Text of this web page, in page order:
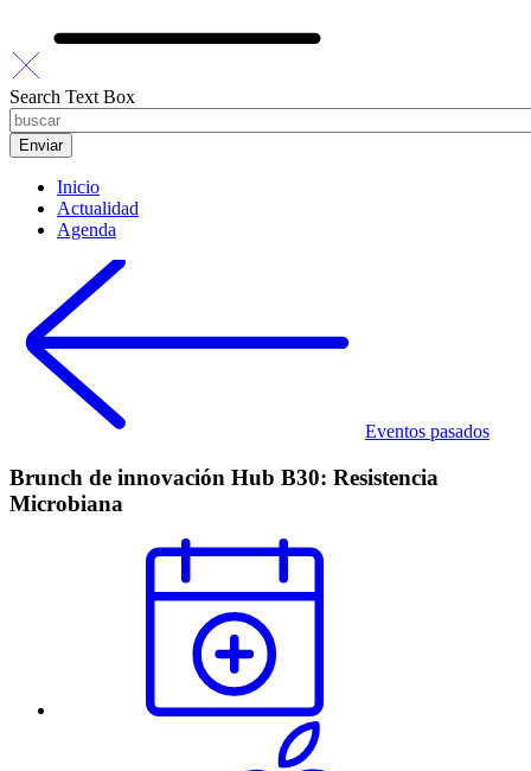
Search Text Box
Inicio
Actualidad
Agenda
Eventos pasados
Brunch de innovación Hub B30: Resistencia
Microbiana